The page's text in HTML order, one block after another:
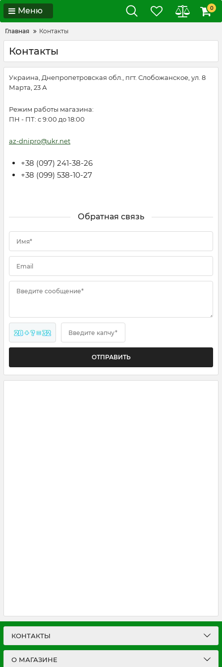
Меню 0
Главная Контакты
Контакты
Украина, Днепропетровская обл., пгт. Слобожанское, ул. 8
Марта, 23 А
Режим работы магазина:
ПН - ПТ: с 9:00 до 18:00
az-dnipro@ukr.net
+38 (097) 241-38-26
+38 (099) 538-10-27
Обратная связь
Имя*
Email
Введите сообщение*
28 + ? = 32 Введите капчу*
ОТПРАВИТЬ
КОНТАКТЫ
О МАГАЗИНЕ